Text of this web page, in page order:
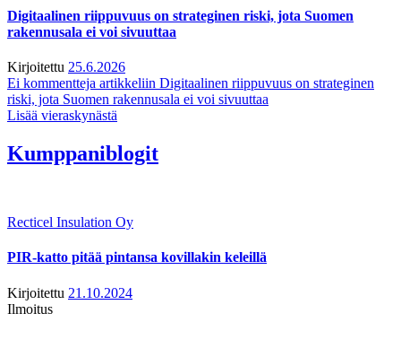
Digitaalinen riippuvuus on strateginen riski, jota Suomen
rakennusala ei voi sivuuttaa
Kirjoitettu 25.6.2026
Ei kommentteja artikkeliin Digitaalinen riippuvuus on strateginen
riski, jota Suomen rakennusala ei voi sivuuttaa
Lisää vieraskynästä
Kumppaniblogit
Recticel Insulation Oy
PIR-katto pitää pintansa kovillakin keleillä
Kirjoitettu 21.10.2024
Ilmoitus